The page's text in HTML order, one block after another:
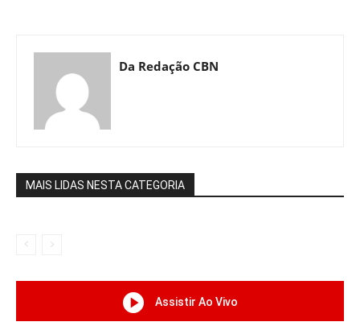
Da Redação CBN
MAIS LIDAS NESTA CATEGORIA
Assistir Ao Vivo